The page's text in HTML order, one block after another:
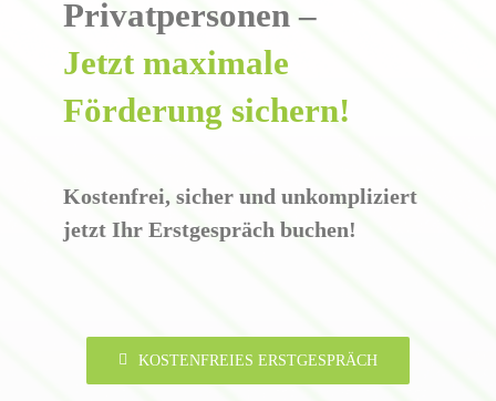
Privatpersonen –
Jetzt maximale
Förderung sichern!
Kostenfrei, sicher und unkompliziert
jetzt Ihr Erstgespräch buchen!
KOSTENFREIES ERSTGESPRÄCH